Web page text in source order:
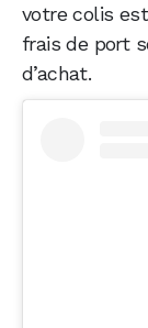
votre colis
frais de port
d’achat.